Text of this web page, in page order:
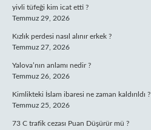
yivli tüfeği kim icat etti ?
Temmuz 29, 2026
Kızlık perdesi nasıl alınır erkek ?
Temmuz 27, 2026
Yalova’nın anlamı nedir ?
Temmuz 26, 2026
Kimlikteki İslam ibaresi ne zaman kaldırıldı ?
Temmuz 25, 2026
73 C trafik cezası Puan Düşürür mü ?